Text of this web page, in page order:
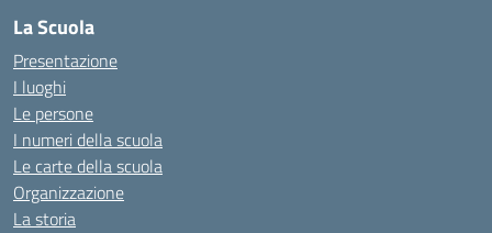
La Scuola
Presentazione
I luoghi
Le persone
I numeri della scuola
Le carte della scuola
Organizzazione
La storia